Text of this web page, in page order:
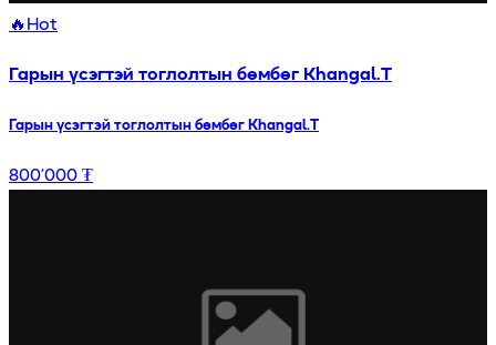
🔥 Hot
Гарын үсэгтэй тоглолтын бөмбөг Khangal.T
Гарын үсэгтэй тоглолтын бөмбөг Khangal.T
800’000 ₮